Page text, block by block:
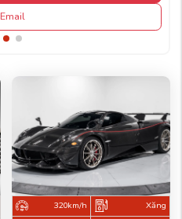
Email
320km/h
Xăng